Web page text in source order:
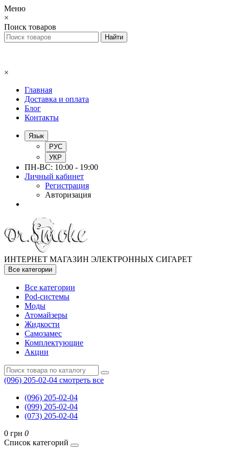
Меню
×
Поиск товаров
×
Главная
Доставка и оплата
Блог
Контакты
Язык
РУС
УКР
ПН-ВС: 10:00 - 19:00
Личный кабинет
Регистрация
Авторизация
ИНТЕРНЕТ МАГАЗИН ЭЛЕКТРОННЫХ СИГАРЕТ
Все категории
Все категории
Pod-системы
Моды
Атомайзеры
Жидкости
Самозамес
Комплектующие
Акции
(096) 205-02-04 смотреть все
(096) 205-02-04
(099) 205-02-04
(073) 205-02-04
0 грн 0
Список категорий